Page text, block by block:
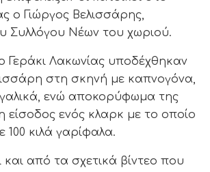
ο Γιώργος Βελισσάρης,
Συλλόγου Νέων του χωριού.
Γεράκι Λακωνίας υποδέχθηκαν
στη σκηνή με καπνογόνα,
ενώ αποκορύφωμα της
είσοδος ενός κλαρκ με το οποίο
100 κιλά γαρίφαλα.
από τα σχετικά βίντεο που